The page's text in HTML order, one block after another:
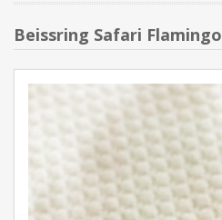
Beissring Safari Flamingo